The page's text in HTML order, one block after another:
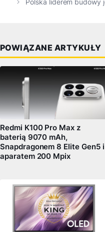
Polska liderem
POWIĄZANE ARTYKUŁY
Redmi K100 Pro Max z
baterią 9070 mAh,
Snapdragonem 8 Elite Gen5 i
aparatem 200 Mpix